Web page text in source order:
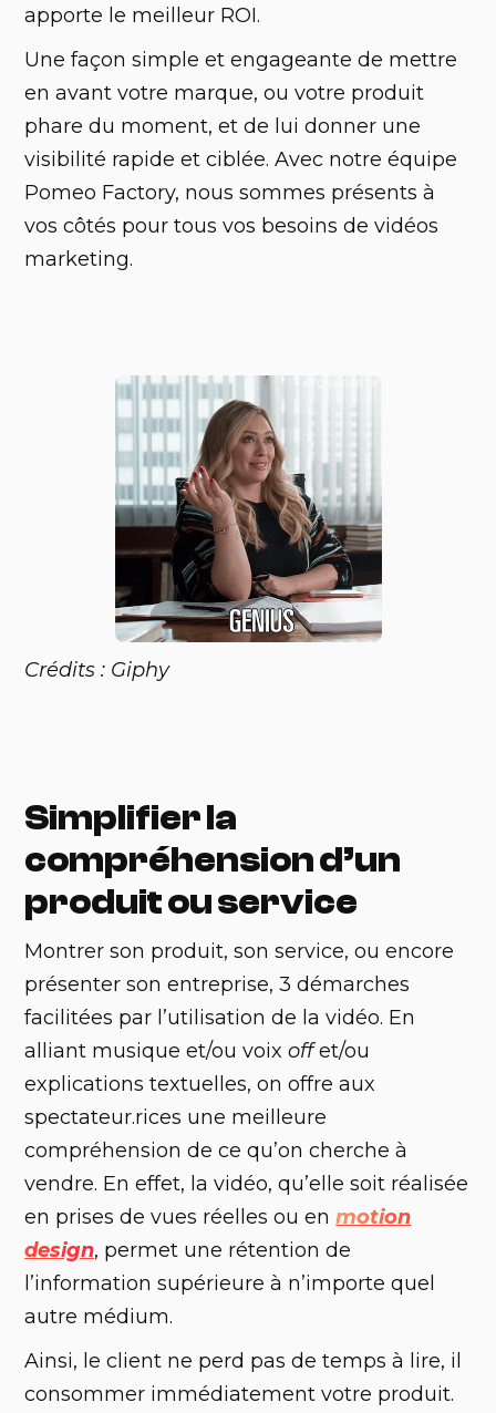
apporte le meilleur ROI.
Une façon simple et engageante de mettre
en avant votre marque, ou votre produit
phare du moment, et de lui donner une
visibilité rapide et ciblée. Avec notre équipe
Pomeo Factory, nous sommes présents à
vos côtés pour tous vos besoins de vidéos
marketing.
Crédits : Giphy
Simplifier la
compréhension d’un
produit ou service
‍Montrer son produit, son service, ou encore
présenter son entreprise, 3 démarches
facilitées par l’utilisation de la vidéo. En
alliant musique et/ou voixoffet/ou
explications textuelles, on offre aux
spectateur.rices une meilleure
compréhension de ce qu’on cherche à
vendre. En effet, la vidéo, qu’elle soit réalisée
en prises de vues réelles ou enmotion
design, permet une rétention de
l’information supérieure à n’importe quel
autre médium.
Ainsi, le client ne perd pas de temps à lire, il
consommer immédiatement votre produit.